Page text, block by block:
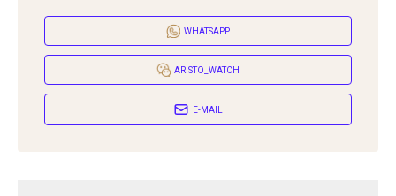
WHATSAPP
ARISTO_WATCH
E-MAIL